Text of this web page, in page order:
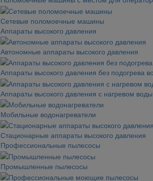
Сетевые поломоечные машины
Аппараты высокого давления
Автономные аппараты высокого давления
Аппараты высокого давления без подогрева
Аппараты высокого давления с нагревом воды
Мобильные водонагреватели
Стационарные аппараты высокого давления
Профессиональные пылесосы
Промышленные пылесосы